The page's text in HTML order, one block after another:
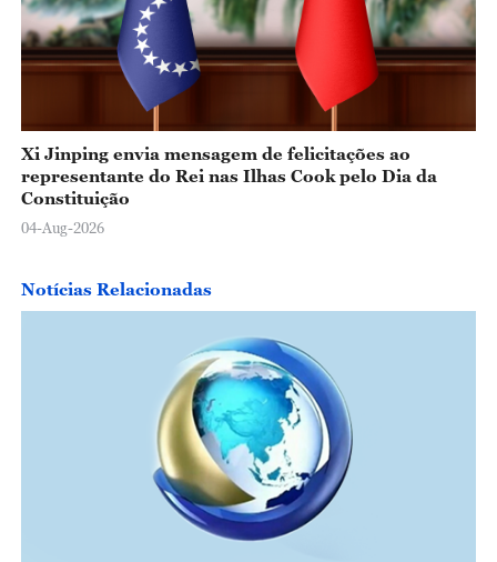
Xi Jinping envia mensagem de felicitações ao
representante do Rei nas Ilhas Cook pelo Dia da
Constituição
04-Aug-2026
Notícias Relacionadas